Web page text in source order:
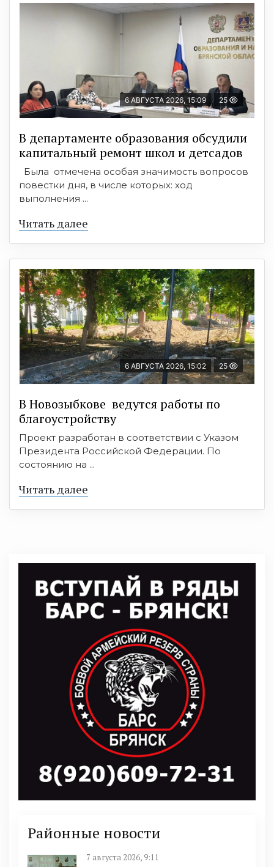
6 АВГУСТА 2026, 15:09 25
В департаменте образования обсудили
капитальный ремонт школ и детсадов
Была отмечена особая значимость вопросов
повестки дня, в числе которых: ход
выполнения ...
Читать далее
6 АВГУСТА 2026, 15:02 25
В Новозыбкове ведутся работы по
благоустройству
Проект разработан в соответствии с Указом
Президента Российской Федерации. По
состоянию на ...
Читать далее
Районные новости
7 августа 2026, 9:11